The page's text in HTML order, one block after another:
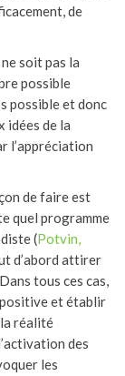
de
soit pas la
possible
possible et donc
idées de la
l’appréciation
de faire est
quel programme
(Potvin,
d’abord attirer
tous ces cas,
et établir
réalité
des
les